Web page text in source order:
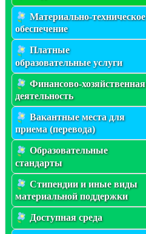
Материально-техническое
обеспечение
Платные
образовательные услуги
Финансово-хозяйственная
деятельность
Вакантные места для
приема (перевода)
Образовательные
стандарты
Стипендии и иные виды
материальной поддержки
Доступная среда